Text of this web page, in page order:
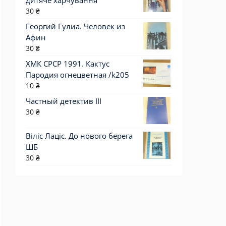
30 ₴
Георгий Гулиа. Человек из
Афин
30 ₴
ХМК СРСР 1991. Кактус
Пародия огнецветная /k205
10 ₴
Частный детектив III
30 ₴
Віліс Лаціс. До нового берега
ШБ
30 ₴